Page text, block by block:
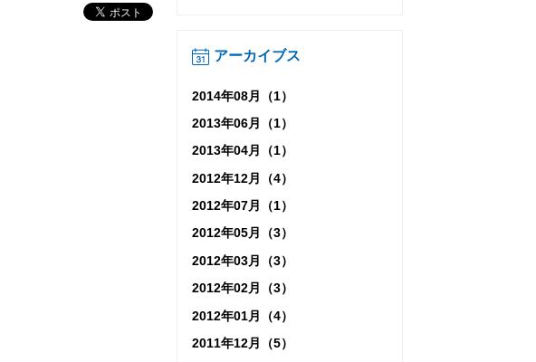
アーカイブス
2014年08月（1）
2013年06月（1）
2013年04月（1）
2012年12月（4）
2012年07月（1）
2012年05月（3）
2012年03月（3）
2012年02月（3）
2012年01月（4）
2011年12月（5）